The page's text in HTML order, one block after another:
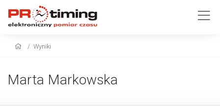
Wyniki
Marta Markowska